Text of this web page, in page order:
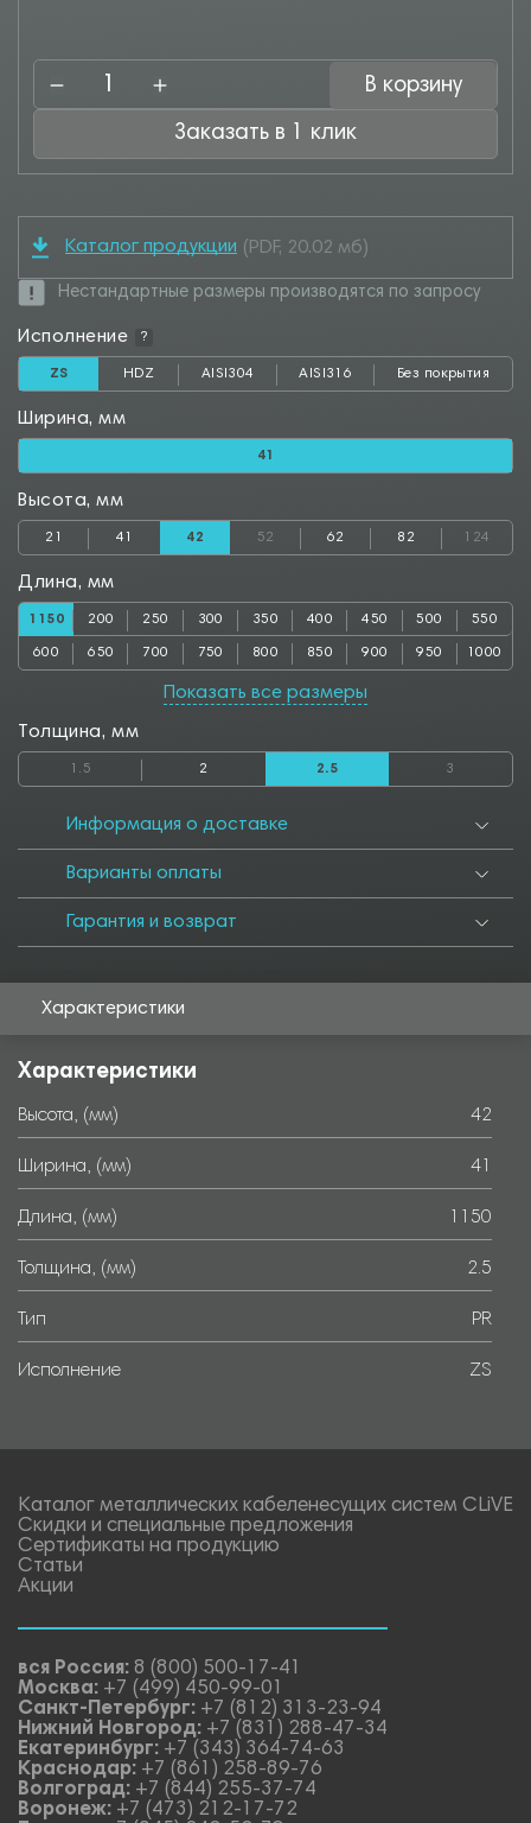
В корзину
Заказать в 1 клик
Каталог продукции (PDF, 20.02 мб)
Нестандартные размеры производятся по запросу
Исполнение ?
ZS HDZ AISI304 AISI316 Без покрытия
Ширина, мм
41
Высота, мм
21 41 42 52 62 82 124
Длина, мм
1150 200 250 300 350 400 450 500 550
600 650 700 750 800 850 900 950 1000
1200 1250 1300 1350 1400
2000 2050 2500 2550 2800 2850 3000 3050 3500
3550 4000 4050 4500 4550 5000 5050 5500 5550
6000
Показать все размеры
Толщина, мм
1.5 2 2.5 3
Информация о доставке
Варианты оплаты
Гарантия и возврат
Характеристики
Характеристики
Высота, (мм) 42
Ширина, (мм) 41
Длина, (мм) 1150
Толщина, (мм) 2.5
Тип PR
Исполнение ZS
Каталог металлических кабеленесущих систем CLiVE
Скидки и специальные предложения
Сертификаты на продукцию
Статьи
Акции
вся Россия: 8 (800) 500-17-41
Москва: +7 (499) 450-99-01
Санкт-Петербург: +7 (812) 313-23-94
Нижний Новгород: +7 (831) 288-47-34
Екатеринбург: +7 (343) 364-74-63
Краснодар: +7 (861) 258-89-76
Волгоград: +7 (844) 255-37-74
Воронеж: +7 (473) 212-17-72